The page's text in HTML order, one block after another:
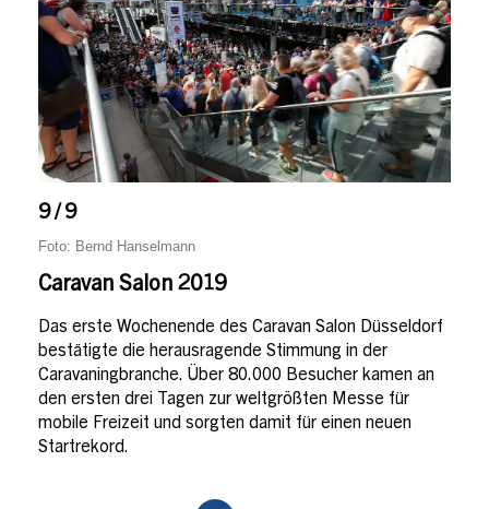
9 / 9
Foto: Bernd Hanselmann
Caravan Salon 2019
Das erste Wochenende des Caravan Salon Düsseldorf
bestätigte die herausragende Stimmung in der
Caravaningbranche. Über 80.000 Besucher kamen an
den ersten drei Tagen zur weltgrößten Messe für
mobile Freizeit und sorgten damit für einen neuen
Startrekord.